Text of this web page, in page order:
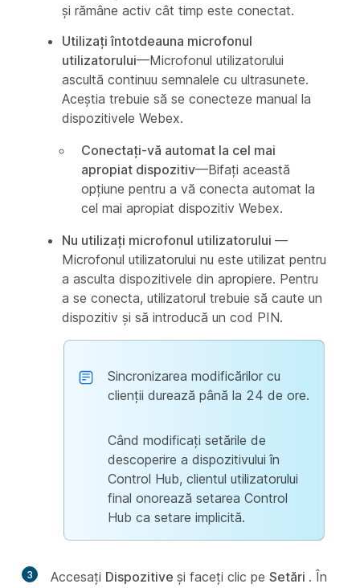
și rămâne activ cât timp este conectat.
Utilizați întotdeauna microfonul
utilizatorului—Microfonul utilizatorului
ascultă continuu semnalele cu ultrasunete.
Aceștia trebuie să se conecteze manual la
dispozitivele Webex.
Conectați-vă automat la cel mai
apropiat dispozitiv—Bifați această
opțiune pentru a vă conecta automat la
cel mai apropiat dispozitiv Webex.
Nu utilizați microfonul utilizatorului —
Microfonul utilizatorului nu este utilizat pentru
a asculta dispozitivele din apropiere. Pentru
a se conecta, utilizatorul trebuie să caute un
dispozitiv și să introducă un cod PIN.
Sincronizarea modificărilor cu
clienții durează până la 24 de ore.
Când modificați setările de
descoperire a dispozitivului în
Control Hub, clientul utilizatorului
final onorează setarea Control
Hub ca setare implicită.
3 Accesați Dispozitive și faceți clic pe Setări . În